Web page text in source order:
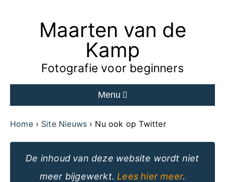
Maarten van de
Kamp
Fotografie voor beginners
Menu
Home Site Nieuws Nu ook op Twitter
De inhoud van deze website wordt niet
meer bijgewerkt. Lees hier meer.